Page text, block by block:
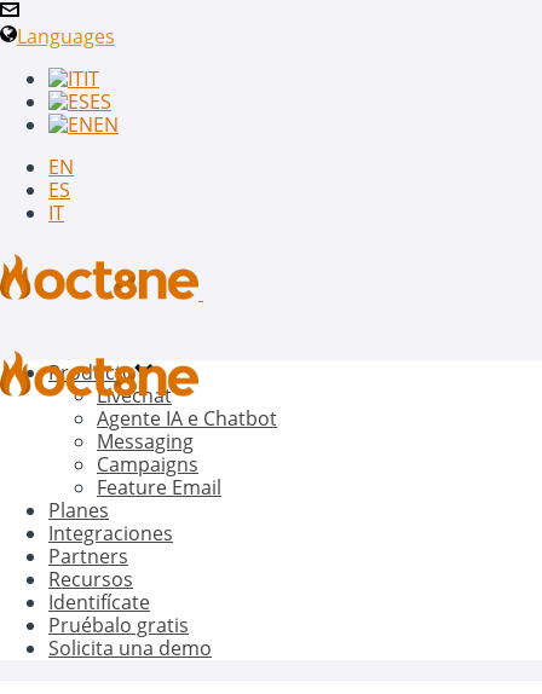
Languages
IT
ES
EN
EN
ES
IT
Producto
Livechat
Agente IA e Chatbot
Messaging
Campaigns
Feature Email
Planes
Integraciones
Partners
Recursos
Identifícate
Pruébalo gratis
Solicita una demo